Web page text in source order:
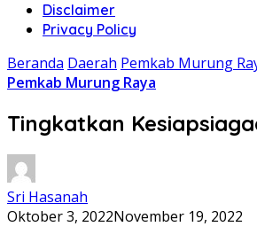
Disclaimer
Privacy Policy
Beranda Daerah Pemkab Murung
Pemkab Murung Raya
Tingkatkan
Sri Hasanah
Oktober 3, 2022November 19, 2022